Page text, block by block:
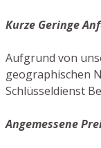
Kurze Geringe
Aufgrund von
geographischen
Schlüsseldienst
Angemessene